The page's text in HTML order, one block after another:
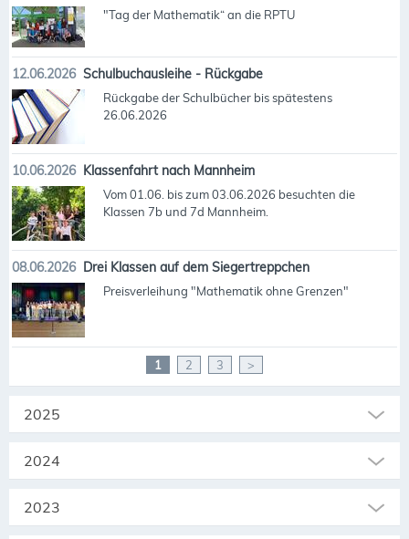
"Tag der Mathematik“ an die RPTU
12.06.2026 Schulbuchausleihe - Rückgabe
Rückgabe der Schulbücher bis spätestens
26.06.2026
10.06.2026 Klassenfahrt nach Mannheim
Vom 01.06. bis zum 03.06.2026 besuchten die
Klassen 7b und 7d Mannheim.
08.06.2026 Drei Klassen auf dem Siegertreppchen
Preisverleihung "Mathematik ohne Grenzen"
1 2 3 >
2025
2024
2023